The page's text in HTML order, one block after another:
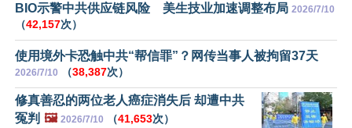
BIO示警中共供应链风险 美生技业加速调整布局 2026/7/10
（42,157次）
使用境外卡恐触中共“帮信罪”？网传当事人被拘留37天
2026/7/10 （38,387次）
修真善忍的两位老人癌症消失后 却遭中共
冤判 🖼️ 2026/7/10 （41,653次）